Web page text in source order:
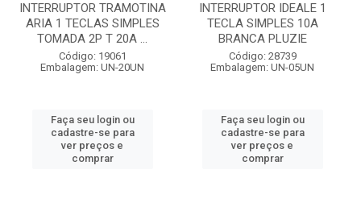
INTERRUPTOR TRAMOTINA
ARIA 1 TECLAS SIMPLES
TOMADA 2P T 20A ...
Código: 19061
Embalagem: UN-20UN
Faça seu login ou
cadastre-se para
ver preços e
comprar
INTERRUPTOR IDEALE 1
TECLA SIMPLES 10A
BRANCA PLUZIE
Código: 28739
Embalagem: UN-05UN
Faça seu login ou
cadastre-se para
ver preços e
comprar